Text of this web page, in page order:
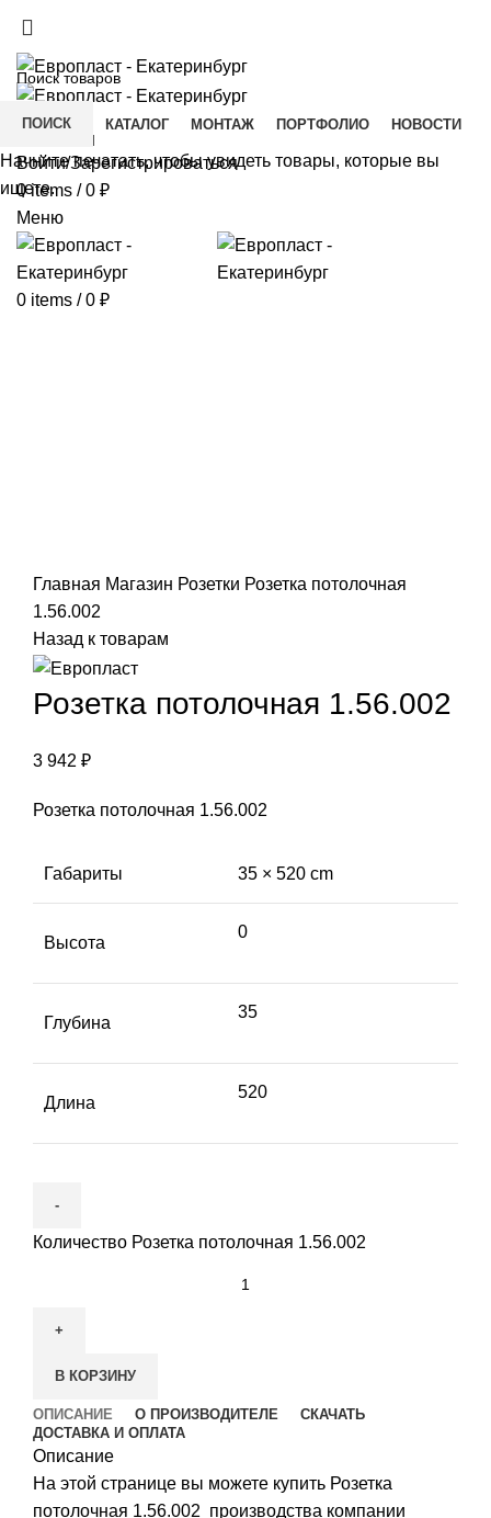
ГЛАВНАЯ КАТАЛОГ МОНТАЖ ПОРТФОЛИО
НОВОСТИ
КОНТАКТЫ
Войти/Зарегистрироваться
0items / 0 ₽
Меню
0 items / 0 ₽
Главная Магазин Розетки Розетка потолочная
1.56.002
Назад к товарам
Розетка потолочная 1.56.002
3 942 ₽
Розетка потолочная 1.56.002
Габариты 35 × 520 cm
Высота
0
Глубина
35
Длина
520
Количество Розетка потолочная 1.56.002
В КОРЗИНУ
ОПИСАНИЕ О ПРОИЗВОДИТЕЛЕ
СКАЧАТЬ
ДОСТАВКА И ОПЛАТА
Описание
На этой странице вы можете купить Розетка
потолочная 1.56.002 производства компании
ПОИСК
Начните печатать, чтобы увидеть товары, которые вы
ищете.